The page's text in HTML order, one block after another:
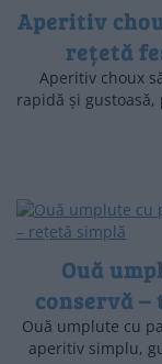
Aperitiv
rețetă
Aperitiv choux
rapidă și
Ouă
conservă
Ouă umplute cu
aperitiv simplu,